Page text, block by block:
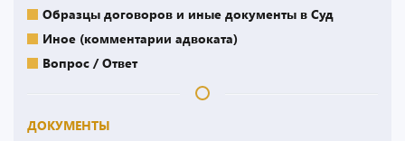
Образцы договоров и иные документы в Суд
Иное (комментарии адвоката)
Вопрос / Ответ
ДОКУМЕНТЫ